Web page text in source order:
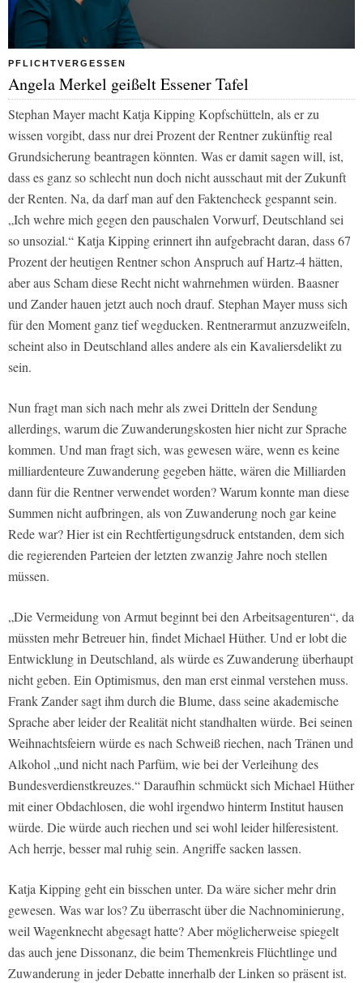
PFLICHTVERGESSEN
Angela Merkel geißelt Essener Tafel
Stephan Mayer macht Katja Kipping Kopfschütteln, als er zu
wissen vorgibt, dass nur drei Prozent der Rentner zukünftig real
Grundsicherung beantragen könnten. Was er damit sagen will, ist,
dass es ganz so schlecht nun doch nicht ausschaut mit der Zukunft
der Renten. Na, da darf man auf den Faktencheck gespannt sein.
„Ich wehre mich gegen den pauschalen Vorwurf, Deutschland sei
so unsozial.“ Katja Kipping erinnert ihn aufgebracht daran, dass 67
Prozent der heutigen Rentner schon Anspruch auf Hartz-4 hätten,
aber aus Scham diese Recht nicht wahrnehmen würden. Baasner
und Zander hauen jetzt auch noch drauf. Stephan Mayer muss sich
für den Moment ganz tief wegducken. Rentnerarmut anzuzweifeln,
scheint also in Deutschland alles andere als ein Kavaliersdelikt zu
sein.
Nun fragt man sich nach mehr als zwei Dritteln der Sendung
allerdings, warum die Zuwanderungskosten hier nicht zur Sprache
kommen. Und man fragt sich, was gewesen wäre, wenn es keine
milliardenteure Zuwanderung gegeben hätte, wären die Milliarden
dann für die Rentner verwendet worden? Warum konnte man diese
Summen nicht aufbringen, als von Zuwanderung noch gar keine
Rede war? Hier ist ein Rechtfertigungsdruck entstanden, dem sich
die regierenden Parteien der letzten zwanzig Jahre noch stellen
müssen.
„Die Vermeidung von Armut beginnt bei den Arbeitsagenturen“, da
müssten mehr Betreuer hin, findet Michael Hüther. Und er lobt die
Entwicklung in Deutschland, als würde es Zuwanderung überhaupt
nicht geben. Ein Optimismus, den man erst einmal verstehen muss.
Frank Zander sagt ihm durch die Blume, dass seine akademische
Sprache aber leider der Realität nicht standhalten würde. Bei seinen
Weihnachtsfeiern würde es nach Schweiß riechen, nach Tränen und
Alkohol „und nicht nach Parfüm, wie bei der Verleihung des
Bundesverdienstkreuzes.“ Daraufhin schmückt sich Michael Hüther
mit einer Obdachlosen, die wohl irgendwo hinterm Institut hausen
würde. Die würde auch riechen und sei wohl leider hilferesistent.
Ach herrje, besser mal ruhig sein. Angriffe sacken lassen.
Katja Kipping geht ein bisschen unter. Da wäre sicher mehr drin
gewesen. Was war los? Zu überrascht über die Nachnominierung,
weil Wagenknecht abgesagt hatte? Aber möglicherweise spiegelt
das auch jene Dissonanz, die beim Themenkreis Flüchtlinge und
Zuwanderung in jeder Debatte innerhalb der Linken so präsent ist.